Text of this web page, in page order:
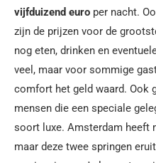
vijfduizend euro per nacht.
zijn de prijzen voor de
nog eten, drinken en
veel, maar voor sommige
comfort het geld waard. Ook
mensen die een speciale
soort luxe. Amsterdam heeft
maar deze twee springen